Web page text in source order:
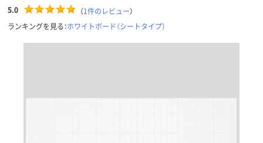
5.0 （1件のレビュー）
ランキングを見る：ホワイトボード（シートタイプ）